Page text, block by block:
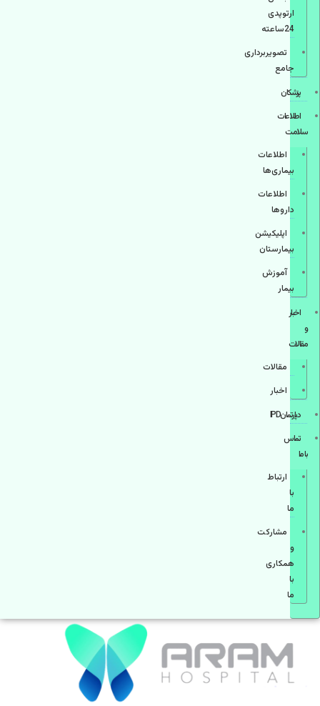
ارتوپدی
24ساعته
تصویربرداری
جامع
پزشكان
اطلاعات
سلامت
اطلاعات
بیماری‌ها
اطلاعات
دارو‌ها
اپليكيشن
بيمارستان
آموزش
بیمار
اخبار
و
مقالات
مقالات
اخبار
دپارتمانIPD
تماس
با ما
ارتباط
با
ما
مشاركت
و
همكاری
با
ما